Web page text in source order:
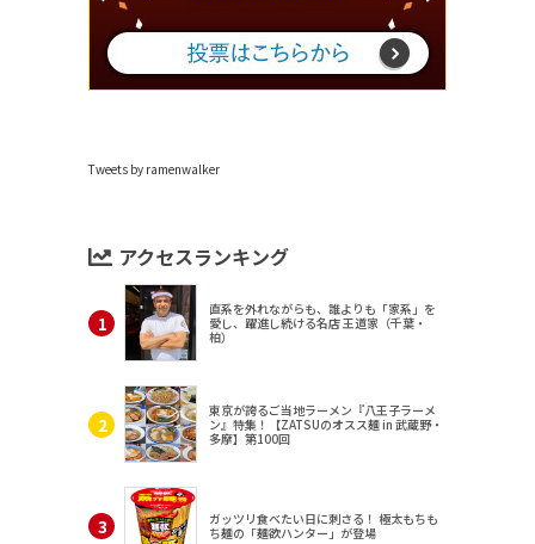
Tweets by ramenwalker
アクセスランキング
直系を外れながらも、誰よりも「家系」を
愛し、躍進し続ける名店 王道家（千葉・
柏）
東京が誇るご当地ラーメン『八王子ラーメ
ン』特集！【ZATSUのオスス麺 in 武蔵野・
多摩】第100回
ガッツリ食べたい日に刺さる！ 極太もちも
ち麺の「麺欲ハンター」が登場